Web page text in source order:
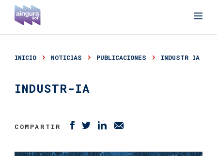
INICIO NOTICIAS PUBLICACIONES INDUSTR IA
INDUSTR-IA
COMPARTIR